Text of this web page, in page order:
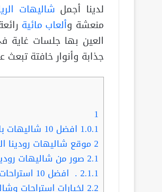
لدينا أجمل شاليهات
منعشة وألعاب مائية
العين بها جلسات غاية
جذابة وأنوار خافتة تبعث
1
1.0.1 افضل 10 شاليهات بالرياض
2موقع شاليهات رودينا
2.1 صور من شاليهات
2.1.1 . افضل 10 استراحات بالرياض
2.2 لخيارات استراحات